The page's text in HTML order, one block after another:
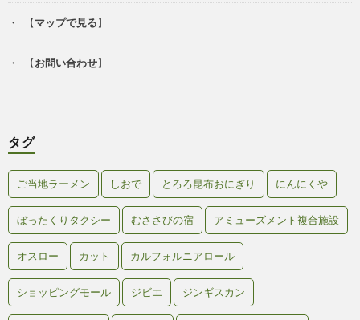
【マップで見る】
【お問い合わせ】
タグ
ご当地ラーメン しおで とろろ昆布おにぎり にんにくや
ぼったくりタクシー むささびの宿 アミューズメント複合施設
オスロー カット カルフォルニアロール
ショッピングモール ジビエ ジンギスカン